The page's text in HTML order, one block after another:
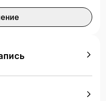
издания
студентам в
для решения
аудиторией
для которых